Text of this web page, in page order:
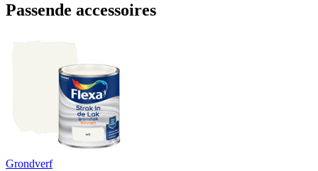
Passende accessoires
Grondverf